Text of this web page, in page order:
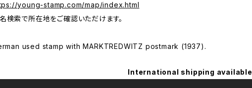
young-stamp.com/map/index.html
検索で所在地をご確認いただけます。
used stamp with MARKTREDWITZ postmark (1937).
International shipping available